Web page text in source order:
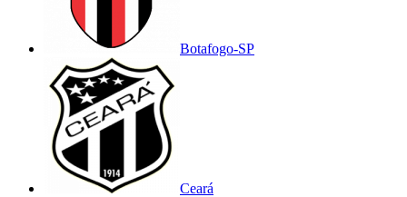
Botafogo-SP
Ceará